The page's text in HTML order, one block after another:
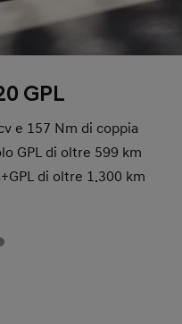
GPL
e 157 Nm di coppia
GPL di oltre 599 km
di oltre 1.300 km